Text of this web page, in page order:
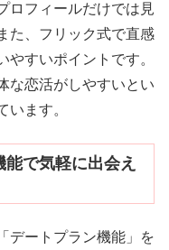
ロフィールだけでは見
た、フリック式で直感
すいポイントです。
な恋活がしやすいとい
います。
で気軽に出会え
デートプラン機能」を